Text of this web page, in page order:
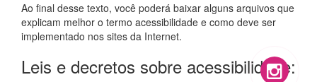
Ao final desse texto, você poderá baixar alguns arquivos que
explicam melhor o termo acessibilidade e como deve ser
implementado nos sites da Internet.
Leis e decretos sobre acessibilidade: